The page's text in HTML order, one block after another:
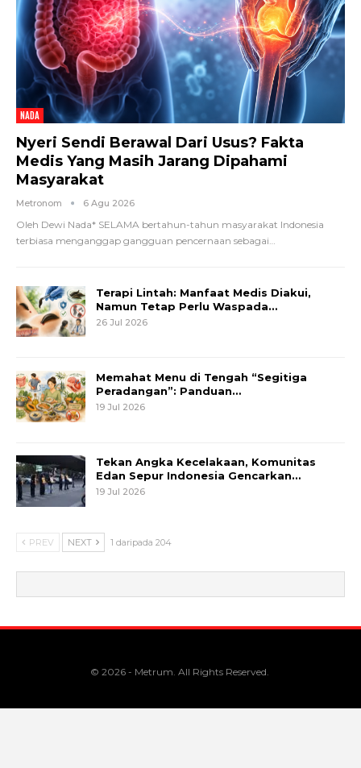
NADA
Nyeri Sendi Berawal Dari Usus? Fakta
Medis Yang Masih Jarang Dipahami
Masyarakat
Metronom 6 Agu 2026
Oleh Dewi Nada* SELAMA bertahun-tahun masyarakat Indonesia
terbiasa menganggap gangguan pencernaan sebagai
Terapi Lintah: Manfaat Medis Diakui,
Namun Tetap Perlu Waspada…
26 Jul 2026
Memahat Menu di Tengah “Segitiga
Peradangan”: Panduan…
19 Jul 2026
Tekan Angka Kecelakaan, Komunitas
Edan Sepur Indonesia Gencarkan…
19 Jul 2026
PREV NEXT 1 daripada 204
© 2026 - Metrum. All Rights Reserved.